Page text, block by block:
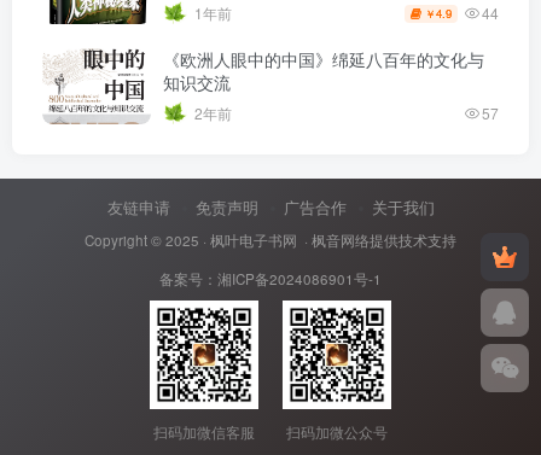
1年前 ￥4.9 44
《欧洲人眼中的中国》绵延八百年的文化与
知识交流
2年前 57
友链申请 免责声明 广告合作 关于我们
Copyright © 2025 · 枫叶电子书网 · 枫音网络提供技术支持
备案号： 湘ICP备2024086901号-1
扫码加微信客服 扫码加微公众号